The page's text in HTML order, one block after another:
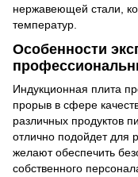
нержавеющей стали,
температур.
Особенности
Индукционная плита
прорыв в сфере
различных продуктов
отлично подойдет для
желают обеспечить
собственного